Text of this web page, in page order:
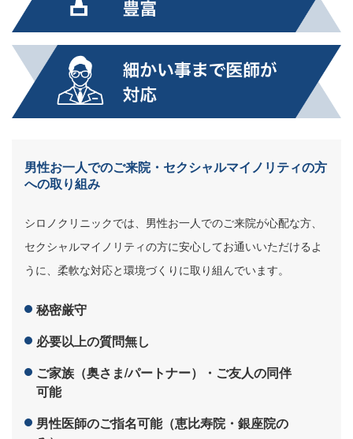
男性お一人でのご来院・セクシャルマイノリティの方
への取り組み
シロノクリニックでは、男性お一人でのご来院が心配な方、
セクシャルマイノリティの方に安心してお通いいただけるよ
うに、柔軟な対応と環境づくりに取り組んでいます。
秘密厳守
必要以上の質問無し
ご家族（奥さま/パートナー）・ご友人の同伴
可能
男性医師のご指名可能（恵比寿院・銀座院の